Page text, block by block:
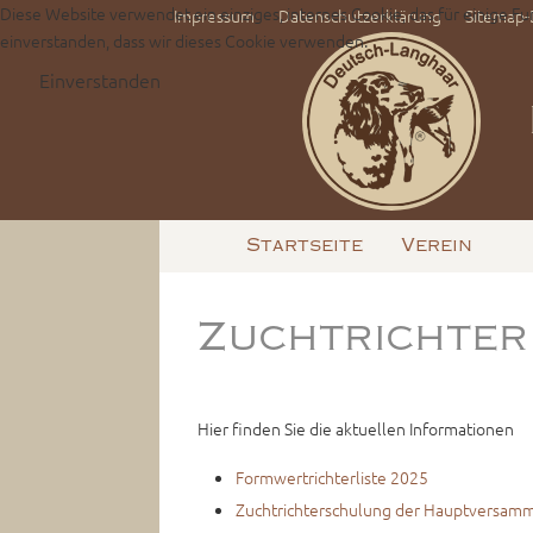
Impressum Datenschutzerklärung Sitemap-
Startseite Verein
Zuchtrichter
Hier finden Sie die aktuellen Informationen
Formwertrichterliste 2025
Zuchtrichterschulung der
Diese Website verwendet ein einziges, internes Cookie, das für einige
einverstanden, dass wir dieses Cookie verwenden.
Einverstanden